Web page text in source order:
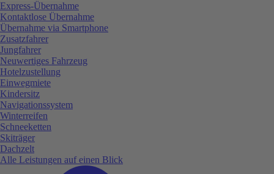
Express-Übernahme
Kontaktlose Übernahme
Übernahme via Smartphone
Zusatzfahrer
Jungfahrer
Neuwertiges Fahrzeug
Hotelzustellung
Einwegmiete
Kindersitz
Navigationssystem
Winterreifen
Schneeketten
Skiträger
Dachzelt
Alle Leistungen auf einen Blick